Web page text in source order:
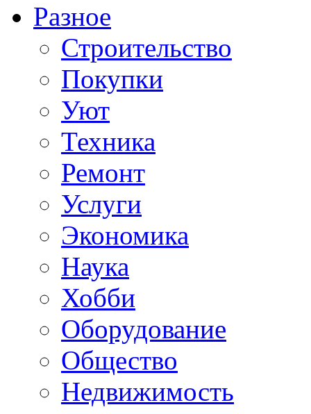
Разное
Строительство
Покупки
Уют
Техника
Ремонт
Услуги
Экономика
Наука
Хобби
Оборудование
Общество
Недвижимость